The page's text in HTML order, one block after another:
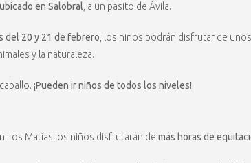
en Salobral, a un pasito de Ávila.
del 20 y 21 de febrero, los niños podrán disfrutar de
y la naturaleza.
¡Pueden ir niños de todos los niveles!
Los Matías los niños disfrutarán de más horas de